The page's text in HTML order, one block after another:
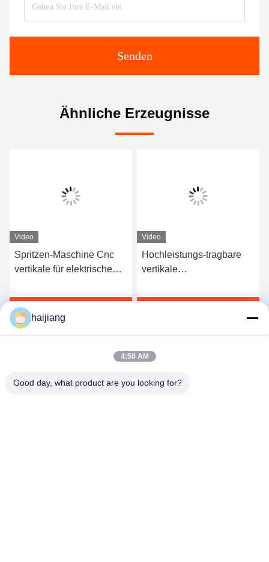
Senden
Ähnliche Erzeugnisse
Video
Spritzen-Maschine Cnc
vertikale für elektrische
7.5KW
Video
Hochleistungs-tragbare
vertikale
Maschine lärmarm
haijiang
4:50 AM
Good day, what product are you looking for?